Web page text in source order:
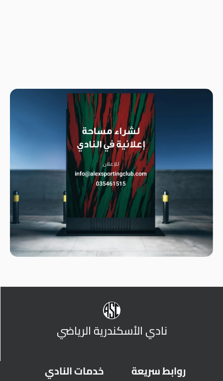
نادي الأسكندرية الرياضي
روابط سريعة خدمات النادي